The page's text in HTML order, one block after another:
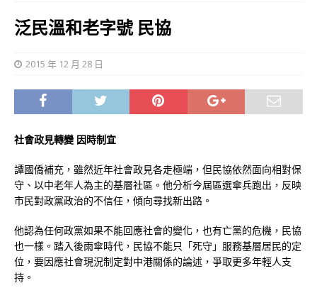
泛民溫和老字號 民協
2015 年 12 月 28 日
社會政見轉變 因時制宜
譚國僑補充，雖然近年社會政見各走極端，但民協依然面向相對保
守、以中老年人為主的基層社區。他分析今屆區選傘兵跑出，反映
市民對政黨政治的不信任，傾向尋找新出路。
他認為任何政黨如果不能回應社會的變化，也有亡黨的危機，民協
也一樣。踏入後雨傘時代，民協不能只「死守」服務基層居民的定
位，要因應社會現況制定對中港關係的論述，爭取更多年輕人支
持。